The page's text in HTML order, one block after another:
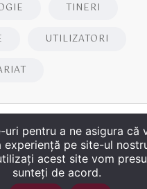
TINERI
UTILIZATORI
uri pentru a ne asigura că
experiență pe site-ul
acest site vom
sunteți de acord.